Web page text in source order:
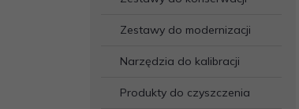
Zestawy do modernizacji
Narzędzia do kalibracji
Produkty do czyszczenia